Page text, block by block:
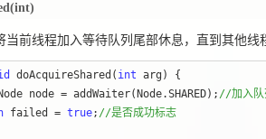
线程加入等待队列尾部休息，直到其他线
doAcquireShared( int
node = addWaiter(Node.SHARED); //加入
failed = true; //是否成功标志